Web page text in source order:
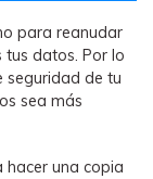
para reanudar
datos. Por lo
seguridad de tu
sea más
una copia